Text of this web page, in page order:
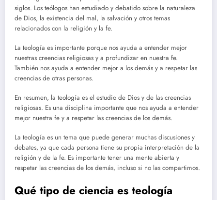
siglos. Los teólogos han estudiado y debatido sobre la naturaleza
de Dios, la existencia del mal, la salvación y otros temas
relacionados con la religión y la fe.
La teología es importante porque nos ayuda a entender mejor
nuestras creencias religiosas y a profundizar en nuestra fe.
También nos ayuda a entender mejor a los demás y a respetar las
creencias de otras personas.
En resumen, la teología es el estudio de Dios y de las creencias
religiosas. Es una disciplina importante que nos ayuda a entender
mejor nuestra fe y a respetar las creencias de los demás.
La teología es un tema que puede generar muchas discusiones y
debates, ya que cada persona tiene su propia interpretación de la
religión y de la fe. Es importante tener una mente abierta y
respetar las creencias de los demás, incluso si no las compartimos.
Qué tipo de ciencia es teología